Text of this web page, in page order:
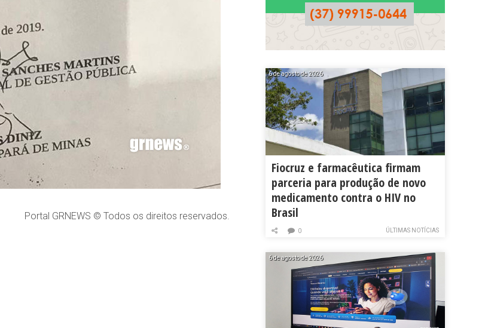
Portal GRNEWS © Todos os direitos reservados.
6 de agosto de 2026
Fiocruz e farmacêutica firmam
parceria para produção de novo
medicamento contra o HIV no
Brasil
ÚLTIMAS NOTÍCIAS
0
6 de agosto de 2026